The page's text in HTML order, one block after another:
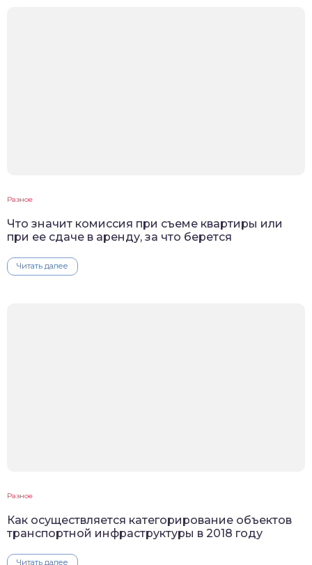
Разное
Что значит комиссия при съеме квартиры или
при ее сдаче в аренду, за что берется
Читать далее
Разное
Как осуществляется категорирование объектов
транспортной инфраструктуры в 2018 году
Читать далее